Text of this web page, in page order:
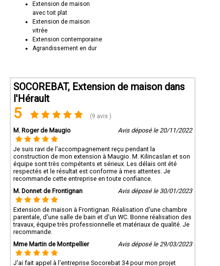
Extension de maison
avec toit plat
Extension de maison
vitrée
Extension contemporaine
Agrandissement en dur
SOCOREBAT, Extension de maison dans
l'Hérault
5 (9 avis )
M. Roger de Maugio Avis déposé le 20/11/2022
Je suis ravi de l'accompagnement reçu pendant la
construction de mon extension à Maugio. M. Kilincaslan et son
équipe sont très compétents et sérieux. Les délais ont été
respectés et le résultat est conforme à mes attentes. Je
recommande cette entreprise en toute confiance.
M. Donnet de Frontignan
Avis déposé le 30/01/2023
Extension de maison à Frontignan. Réalisation d'une chambre
parentale, d'une salle de bain et d'un WC. Bonne réalisation des
travaux, équipe très professionnelle et matériaux de qualité. Je
recommande.
Mme Martin de Montpellier
Avis déposé le 29/03/2023
J'ai fait appel à l'entreprise Socorebat 34 pour mon projet